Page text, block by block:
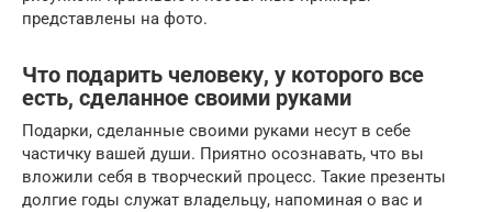
представлены на фото.
Что подарить человеку, у которого все
есть, сделанное своими руками
Подарки, сделанные своими руками несут в себе
частичку вашей души. Приятно осознавать, что вы
вложили себя в творческий процесс. Такие презенты
долгие годы служат владельцу, напоминая о вас и